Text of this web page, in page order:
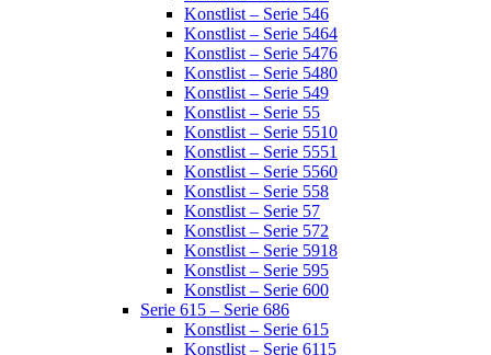
Konstlist – Serie 546
Konstlist – Serie 5464
Konstlist – Serie 5476
Konstlist – Serie 5480
Konstlist – Serie 549
Konstlist – Serie 55
Konstlist – Serie 5510
Konstlist – Serie 5551
Konstlist – Serie 5560
Konstlist – Serie 558
Konstlist – Serie 57
Konstlist – Serie 572
Konstlist – Serie 5918
Konstlist – Serie 595
Konstlist – Serie 600
Serie 615 – Serie 686
Konstlist – Serie 615
Konstlist – Serie 6115